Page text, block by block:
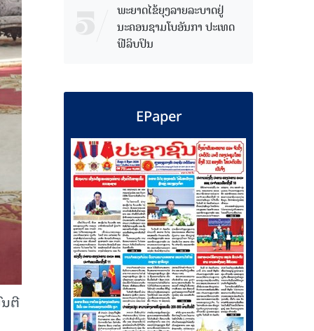
ຕີ
ພະຍາດໄຂ້ຍຸງລາຍລະບາດຢູ່
ນະຄອນຊາມໂບ​ອັນກາ ປະເທດ
ຟີລິບປິນ
EPaper